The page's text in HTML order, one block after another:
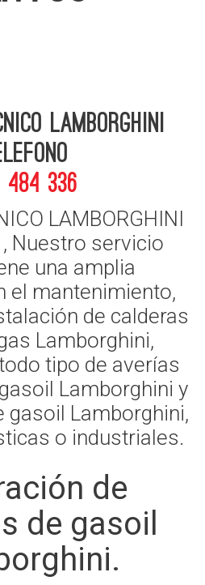
Lamborghini
484 336
LAMBORGHINI
Nuestro servicio
una amplia
el mantenimiento,
de calderas
Lamborghini,
tipo de averías
Lamborghini y
gasoil Lamborghini,
o industriales.
de
de gasoil